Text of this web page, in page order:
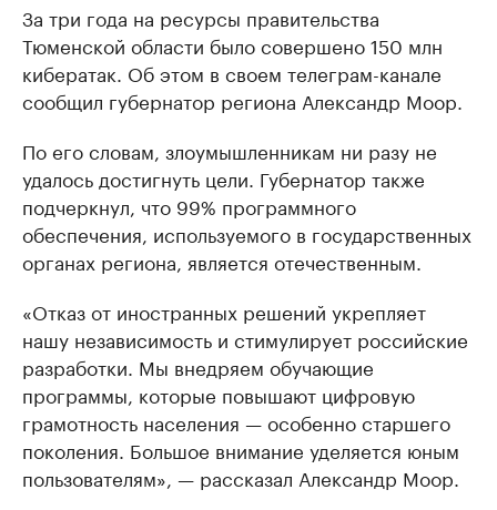
За три года на ресурсы правительства
Тюменской области было совершено 150 млн
кибератак. Об этом в своем телеграм-канале
сообщил губернатор региона Александр Моор.
По его словам, злоумышленникам ни разу не
удалось достигнуть цели. Губернатор также
подчеркнул, что 99% программного
обеспечения, используемого в государственных
органах региона, является отечественным.
«Отказ от иностранных решений укрепляет
нашу независимость и стимулирует российские
разработки. Мы внедряем обучающие
программы, которые повышают цифровую
грамотность населения — особенно старшего
поколения. Большое внимание уделяется юным
пользователям», — рассказал Александр Моор.